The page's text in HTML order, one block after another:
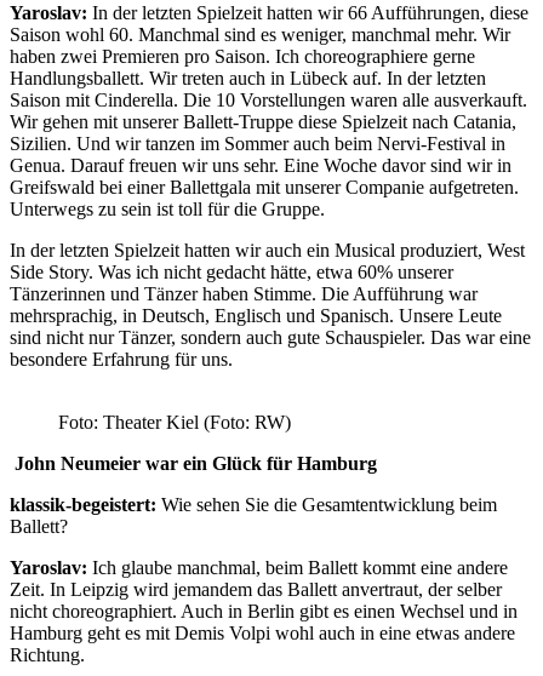
Yaroslav: In der letzten Spielzeit hatten wir 66 Aufführungen, diese
Saison wohl 60. Manchmal sind es weniger, manchmal mehr. Wir
haben zwei Premieren pro Saison. Ich choreographiere gerne
Handlungsballett. Wir treten auch in Lübeck auf. In der letzten
Saison mit Cinderella. Die 10 Vorstellungen waren alle ausverkauft.
Wir gehen mit unserer Ballett-Truppe diese Spielzeit nach Catania,
Sizilien. Und wir tanzen im Sommer auch beim Nervi-Festival in
Genua. Darauf freuen wir uns sehr. Eine Woche davor sind wir in
Greifswald bei einer Ballettgala mit unserer Companie aufgetreten.
Unterwegs zu sein ist toll für die Gruppe.
In der letzten Spielzeit hatten wir auch ein Musical produziert, West
Side Story. Was ich nicht gedacht hätte, etwa 60% unserer
Tänzerinnen und Tänzer haben Stimme. Die Aufführung war
mehrsprachig, in Deutsch, Englisch und Spanisch. Unsere Leute
sind nicht nur Tänzer, sondern auch gute Schauspieler. Das war eine
besondere Erfahrung für uns.
Foto: Theater Kiel (Foto: RW)
John Neumeier war ein Glück für Hamburg
klassik-begeistert: Wie sehen Sie die Gesamtentwicklung beim
Ballett?
Yaroslav: Ich glaube manchmal, beim Ballett kommt eine andere
Zeit. In Leipzig wird jemandem das Ballett anvertraut, der selber
nicht choreographiert. Auch in Berlin gibt es einen Wechsel und in
Hamburg geht es mit Demis Volpi wohl auch in eine etwas andere
Richtung.